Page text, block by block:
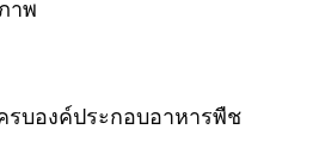
าพ
รบองค์ประกอบอาหารพืช